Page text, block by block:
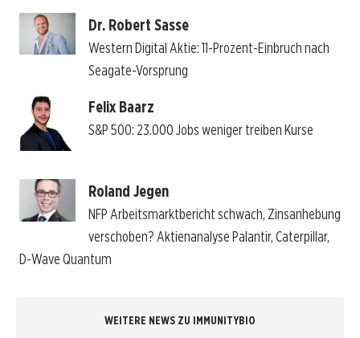
Dr. Robert Sasse
Western Digital Aktie: 11-Prozent-Einbruch nach
Seagate-Vorsprung
Felix Baarz
S&P 500: 23.000 Jobs weniger treiben Kurse
Roland Jegen
NFP Arbeitsmarktbericht schwach, Zinsanhebung
verschoben? Aktienanalyse Palantir, Caterpillar,
D-Wave Quantum
WEITERE NEWS ZU IMMUNITYBIO